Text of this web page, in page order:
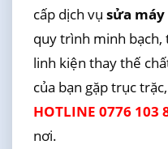
cấp dịch vụ sửa máy
quy trình minh bạch,
linh kiện thay thế
của bạn gặp trục
HOTLINE 0776 103
nơi.